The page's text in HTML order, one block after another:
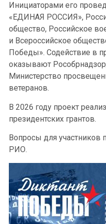
Инициаторами его
«ЕДИНАЯ РОССИЯ»,
общество, Российское
и Всероссийское
Победы». Содействие в
оказывают
Министерство
ветеранов.
В 2026 году проект
президентских грантов.
Вопросы для участников
РИО.